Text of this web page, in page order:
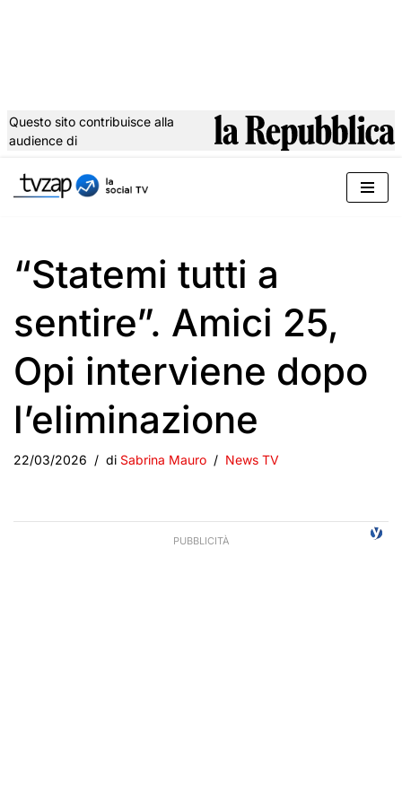
al
Questo sito contribuisce alla
audience di
“Statemi tutti a
sentire”. Amici 25,
Opi interviene dopo
l’eliminazione
22/03/2026 di Sabrina Mauro News TV